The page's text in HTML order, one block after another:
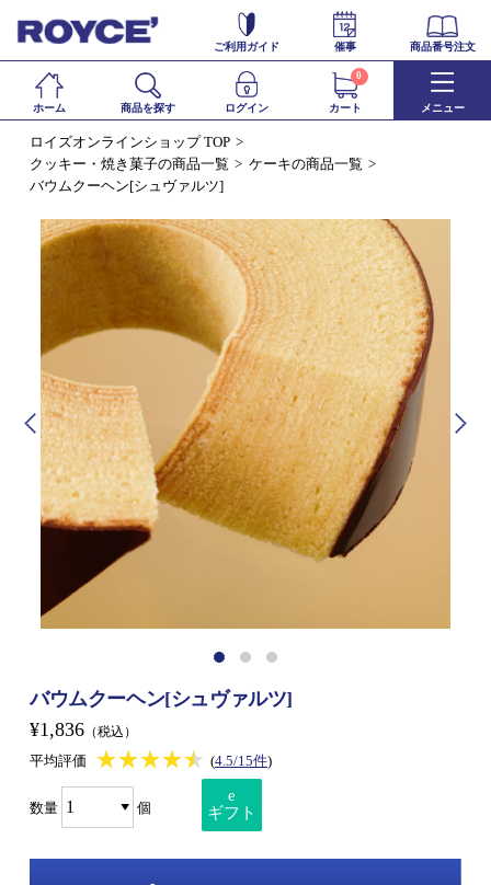
ご利用ガイド 催事 商品番号注文
ホーム 商品を探す ログイン カート
0
メニュー
ロイズオンラインショップ TOP
クッキー・焼き菓子の商品一覧
ケーキの商品一覧
バウムクーヘン[シュヴァルツ]
バウムクーヘン[シュヴァルツ]
¥1,836 （税込）
平均評価 ★★★★★
★★★★★ (4.5/15件)
数量 個
e
ギフト